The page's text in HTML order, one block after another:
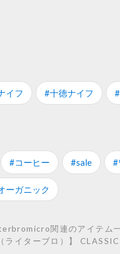
イフ #十徳ナイフ
#コーヒー #sale #
ーガニック
関連のアイテム
イターブロ）】